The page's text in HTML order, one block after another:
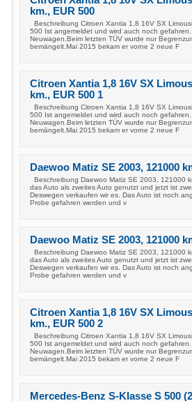
km., EUR 500
Beschreibung Citroen Xantia 1,8 16V SX
500 Ist angemeldet und wird auch noch gefahren.
Neuwagen.Beim letzten TÜV wurde nur
bemängelt.Mai 2015 bekam er vorne 2 neue F
Citroen Xantia 1,8 16V SX
km., EUR 500 1
Beschreibung Citroen Xantia 1,8 16V SX
500 Ist angemeldet und wird auch noch gefahren.
Neuwagen.Beim letzten TÜV wurde nur
bemängelt.Mai 2015 bekam er vorne 2 neue F
Daewoo Matiz SE 2003, 121000
Beschreibung Daewoo Matiz SE 2003, 121000
das Auto als zweites Auto genutzt und jetzt ist
Deswegen verkaufen wir es. Das Auto ist noch
Probe gefahren werden und v
Daewoo Matiz SE 2003, 121000
Beschreibung Daewoo Matiz SE 2003, 121000
das Auto als zweites Auto genutzt und jetzt ist
Deswegen verkaufen wir es. Das Auto ist noch
Probe gefahren werden und v
Citroen Xantia 1,8 16V SX
km., EUR 500 2
Beschreibung Citroen Xantia 1,8 16V SX
500 Ist angemeldet und wird auch noch gefahren.
Neuwagen.Beim letzten TÜV wurde nur
bemängelt.Mai 2015 bekam er vorne 2 neue F
Mercedes-Benz S-Klasse S 500